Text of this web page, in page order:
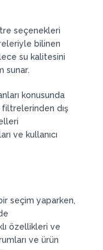
seçenekleri
bilinen
su kalitesini
sunar.
konusunda
filtrelerinden dış
ve kullanıcı
seçim yaparken,
özellikleri ve
ve ürün